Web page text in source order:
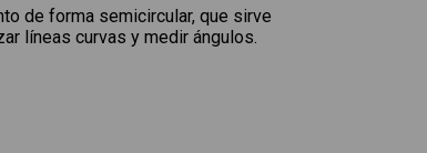
de forma semicircular, que sirve
líneas curvas y medir ángulos.